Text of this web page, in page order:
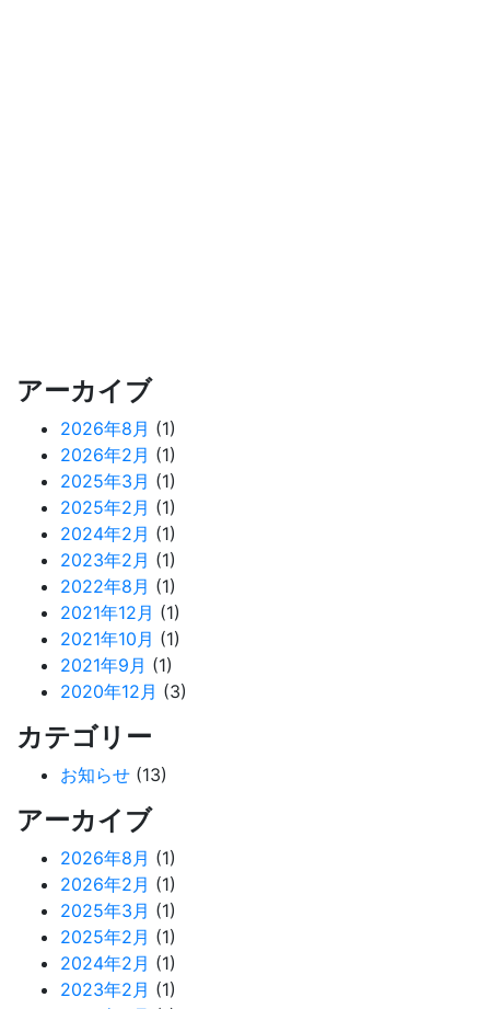
アーカイブ
2026年8月 (1)
2026年2月 (1)
2025年3月 (1)
2025年2月 (1)
2024年2月 (1)
2023年2月 (1)
2022年8月 (1)
2021年12月 (1)
2021年10月 (1)
2021年9月 (1)
2020年12月 (3)
カテゴリー
お知らせ (13)
アーカイブ
2026年8月 (1)
2026年2月 (1)
2025年3月 (1)
2025年2月 (1)
2024年2月 (1)
2023年2月 (1)